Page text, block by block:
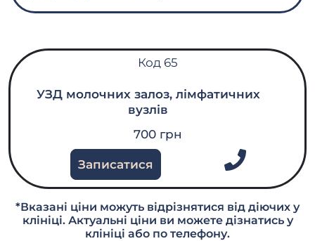
Код 65
УЗД молочних залоз, лімфатичних
вузлів
700 грн
Записатися
*Вказані ціни можуть відрізнятися від діючих у
клініці. Актуальні ціни ви можете дізнатись у
клініці або по телефону.